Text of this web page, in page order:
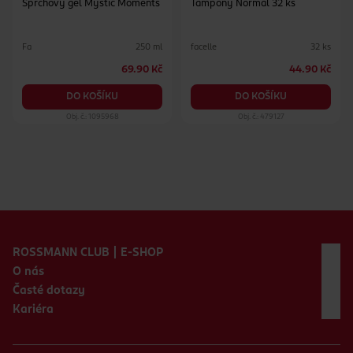
Sprchový gel Mystic Moments
Fa 250 ml
69.90 Kč
DO KOŠÍKU
Obj. č.: 1095968
Tampony Normal 32 ks
facelle 32 ks
44.90 Kč
DO KOŠÍKU
Obj. č.: 479127
ROSSMANN CLUB | E-SHOP
O nás
Časté dotazy
Kariéra